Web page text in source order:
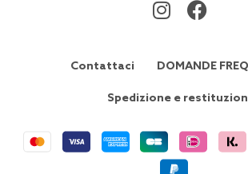
Contattaci DOMANDE
Spedizione e